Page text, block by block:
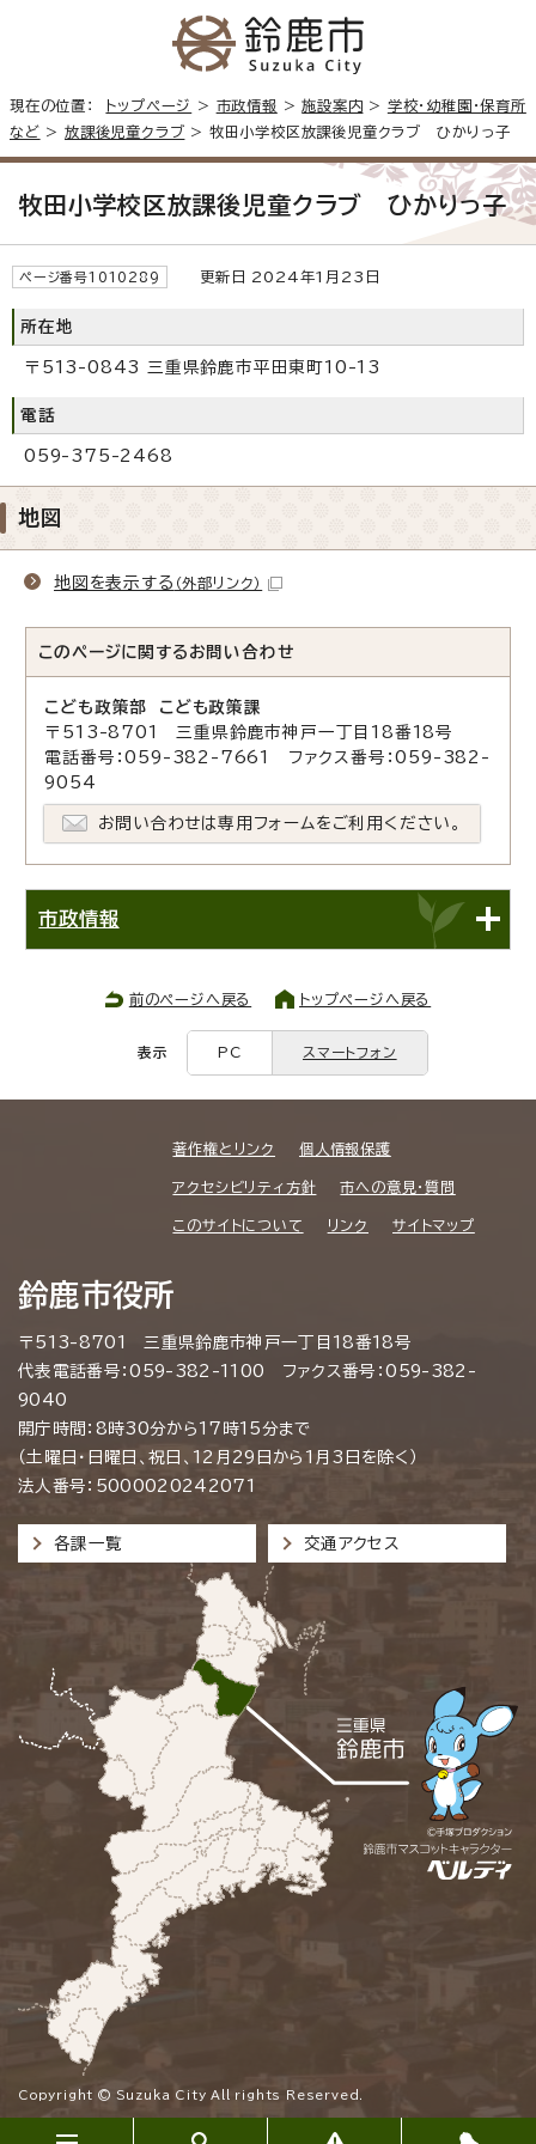
現在の位置： トップページ > 市政情報 >施設案内 > 学校・幼稚園・保育所
など >放課後児童クラブ > 牧田小学校区放課後児童クラブ ひかりっ子
牧田小学校区放課後児童クラブ ひかりっ子
ページ番号1010289 更新日 2024年1月23日
所在地
〒513-0843 三重県鈴鹿市平田東町10-13
電話
059-375-2468
地図
地図を表示する （外部リンク）
このページに関する お問い合わせ
こども政策部 こども政策課
〒513-8701 三重県鈴鹿市神戸一丁目18番18号
電話番号：059-382-7661 ファクス番号：059-382-
9054
お問い合わせは専用フォームをご利用ください。
市政情報
前のページへ戻る トップページへ戻る
表示 PC スマートフォン
著作権とリンク 個人情報保護
アクセシビリティ方針 市への意見・質問
このサイトについて リンク サイトマップ
鈴鹿市役所
〒513-8701 三重県鈴鹿市神戸一丁目18番18号
代表電話番号：059-382-1100 ファクス番号：059-382-
9040
開庁時間：8時30分から17時15分まで
（土曜日・日曜日、祝日、12月29日から1月3日を除く）
法人番号：5000020242071
各課一覧 交通アクセス
Copyright © Suzuka City All rights Reserved.